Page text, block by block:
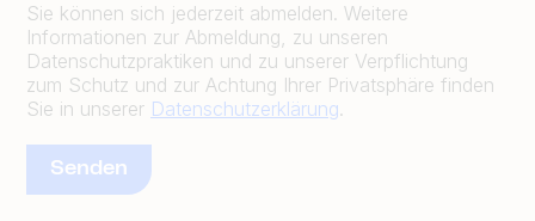
Sie können sich jederzeit abmelden. Weitere
Informationen zur Abmeldung, zu unseren
Datenschutzpraktiken und zu unserer Verpflichtung
zum Schutz und zur Achtung Ihrer Privatsphäre finden
Sie in unserer Datenschutzerklärung.